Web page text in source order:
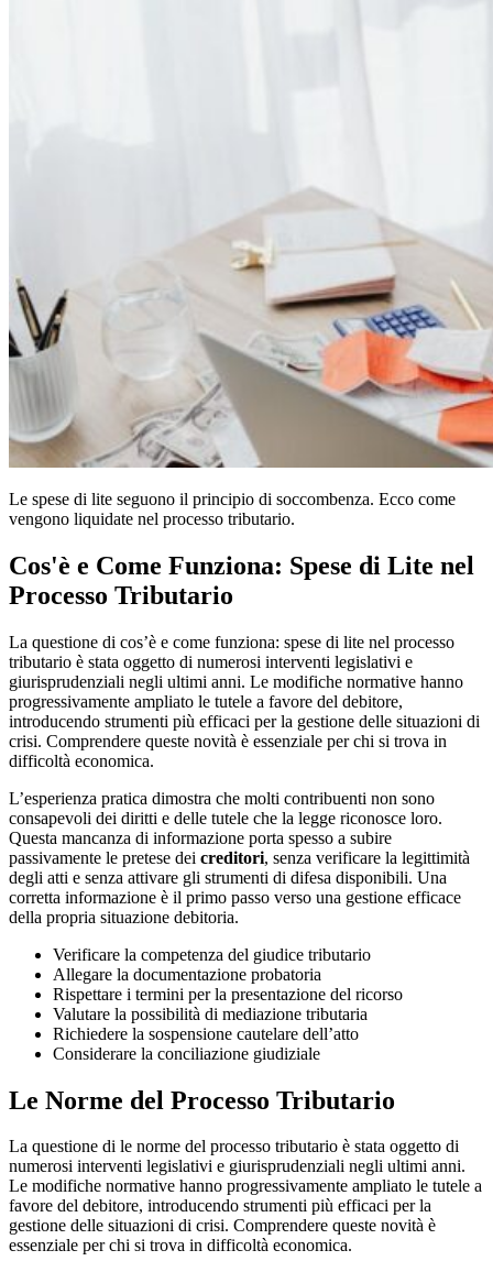
Le spese di lite seguono il principio di soccombenza. Ecco come
vengono liquidate nel processo tributario.
Cos'è e Come Funziona: Spese di Lite nel
Processo Tributario
La questione di cos’è e come funziona: spese di lite nel processo
tributario è stata oggetto di numerosi interventi legislativi e
giurisprudenziali negli ultimi anni. Le modifiche normative hanno
progressivamente ampliato le tutele a favore del debitore,
introducendo strumenti più efficaci per la gestione delle situazioni di
crisi. Comprendere queste novità è essenziale per chi si trova in
difficoltà economica.
L’esperienza pratica dimostra che molti contribuenti non sono
consapevoli dei diritti e delle tutele che la legge riconosce loro.
Questa mancanza di informazione porta spesso a subire
passivamente le pretese dei creditori, senza verificare la legittimità
degli atti e senza attivare gli strumenti di difesa disponibili. Una
corretta informazione è il primo passo verso una gestione efficace
della propria situazione debitoria.
Verificare la competenza del giudice tributario
Allegare la documentazione probatoria
Rispettare i termini per la presentazione del ricorso
Valutare la possibilità di mediazione tributaria
Richiedere la sospensione cautelare dell’atto
Considerare la conciliazione giudiziale
Le Norme del Processo Tributario
La questione di le norme del processo tributario è stata oggetto di
numerosi interventi legislativi e giurisprudenziali negli ultimi anni.
Le modifiche normative hanno progressivamente ampliato le tutele a
favore del debitore, introducendo strumenti più efficaci per la
gestione delle situazioni di crisi. Comprendere queste novità è
essenziale per chi si trova in difficoltà economica.